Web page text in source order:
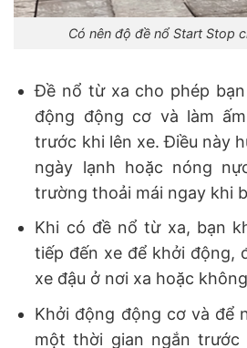
Có nên độ đề nổ Start Stop
Đề nổ từ xa cho phép
động động cơ và làm
trước khi lên xe. Điều này
ngày lạnh hoặc nóng
trường thoải mái ngay khi
Khi có đề nổ từ xa, bạn
tiếp đến xe để khởi động,
xe đậu ở nơi xa hoặc
Khởi động động cơ và để
một thời gian ngắn trước